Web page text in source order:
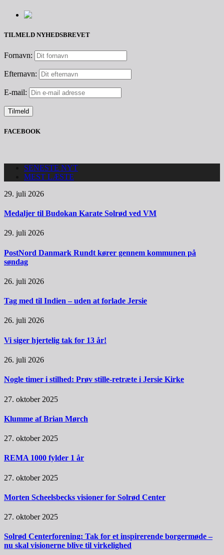
TILMELD NYHEDSBREVET
Fornavn:
Efternavn:
E-mail:
FACEBOOK
SENESTE NYT
MEST LÆSTE
29. juli 2026
Medaljer til Budokan Karate Solrød ved VM
29. juli 2026
PostNord Danmark Rundt kører gennem kommunen på
søndag
26. juli 2026
Tag med til Indien – uden at forlade Jersie
26. juli 2026
Vi siger hjertelig tak for 13 år!
26. juli 2026
Nogle timer i stilhed: Prøv stille-retræte i Jersie Kirke
27. oktober 2025
Klumme af Brian Mørch
27. oktober 2025
REMA 1000 fylder 1 år
27. oktober 2025
Morten Scheelsbecks visioner for Solrød Center
27. oktober 2025
Solrød Centerforening: Tak for et inspirerende borgermøde –
nu skal visionerne blive til virkelighed